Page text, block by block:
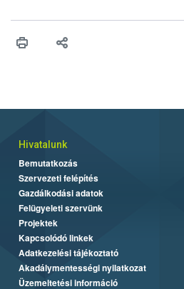
vonni az ebek viselkedésének
Hivatalunk
Bemutatkozás
Szervezeti felépítés
Gazdálkodási adatok
Felügyeleti szervünk
Projektek
Kapcsolódó linkek
Adatkezelési tájékoztató
Akadálymentességi nyilatkozat
Üzemeltetési információ